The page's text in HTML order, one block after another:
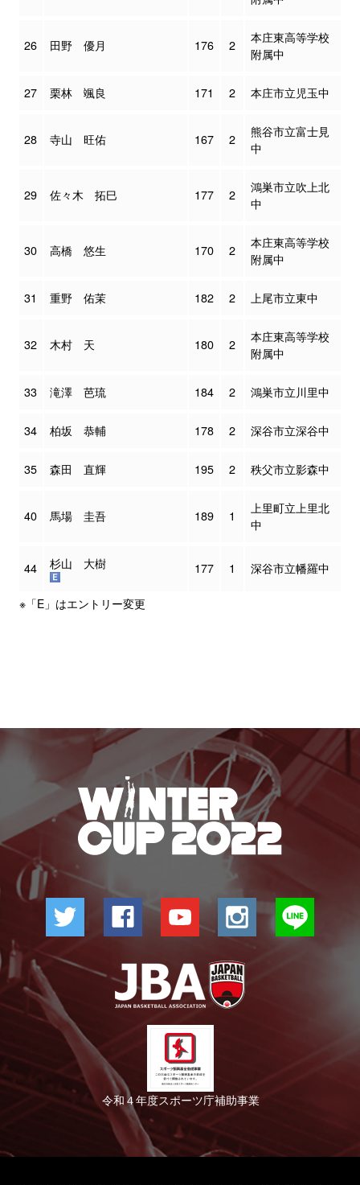
26 田野 優月 176 2
本庄東高等学校
附属中
27 栗林 颯良 171 2 本庄市立児玉中
28 寺山 旺佑 167 2
熊谷市立富士見
中
29 佐々木 拓巳 177 2
鴻巣市立吹上北
中
30 高橋 悠生 170 2
本庄東高等学校
附属中
31 重野 佑茉 182 2 上尾市立東中
32 木村 天 180 2
本庄東高等学校
附属中
33 滝澤 芭琉 184 2 鴻巣市立川里中
34 柏坂 恭輔 178 2 深谷市立深谷中
35 森田 直輝 195 2 秩父市立影森中
40 馬場 圭吾 189 1
上里町立上里北
中
44 杉山 大樹 177 1 深谷市立幡羅中
※「E」はエントリー変更
令和４年度スポーツ庁補助事業